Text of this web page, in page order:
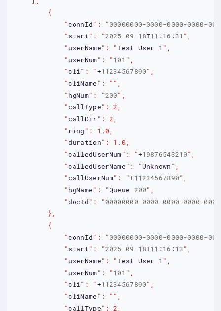
            "
connId": " 00000000-0000-0000-0000-
            "
start": "2025-09-18T11 :16 :31
            "
userName": "Test User 1
            "
userNum": "101
            "
cli": "+11234567890
            "
cliName
            "
hgNum": "200
            "
callType
            "
callDir
            "
ring
            "
duration
            "
calledUserNum": "+19876543210
            "
calledUserName": "Unknown
            "
callUserNum": "+11234567890
            "
hgName": "Queue 200
            "
docId": "00000000-0000-0000-0000-
            "
connId": " 00000000-0000-0000-0000-
            "
start": "2025-09-18T11 :16 :13
            "
userName": "Test User 1
            "
userNum": "101
            "
cli": "+11234567890
            "
cliName
            "
callType